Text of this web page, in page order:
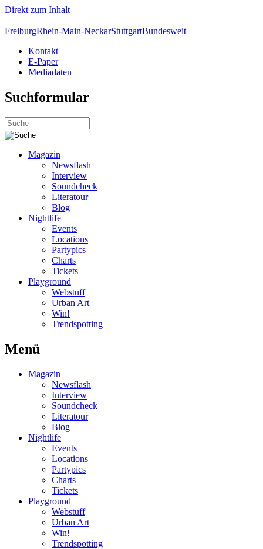
Direkt zum Inhalt
FreiburgRhein-Main-NeckarStuttgartBundesweit
Kontakt
E-Paper
Mediadaten
Suchformular
Magazin
Newsflash
Interview
Soundcheck
Literatour
Blog
Nightlife
Events
Locations
Partypics
Charts
Tickets
Playground
Webstuff
Urban Art
Win!
Trendspotting
Menü
Magazin
Newsflash
Interview
Soundcheck
Literatour
Blog
Nightlife
Events
Locations
Partypics
Charts
Tickets
Playground
Webstuff
Urban Art
Win!
Trendspotting